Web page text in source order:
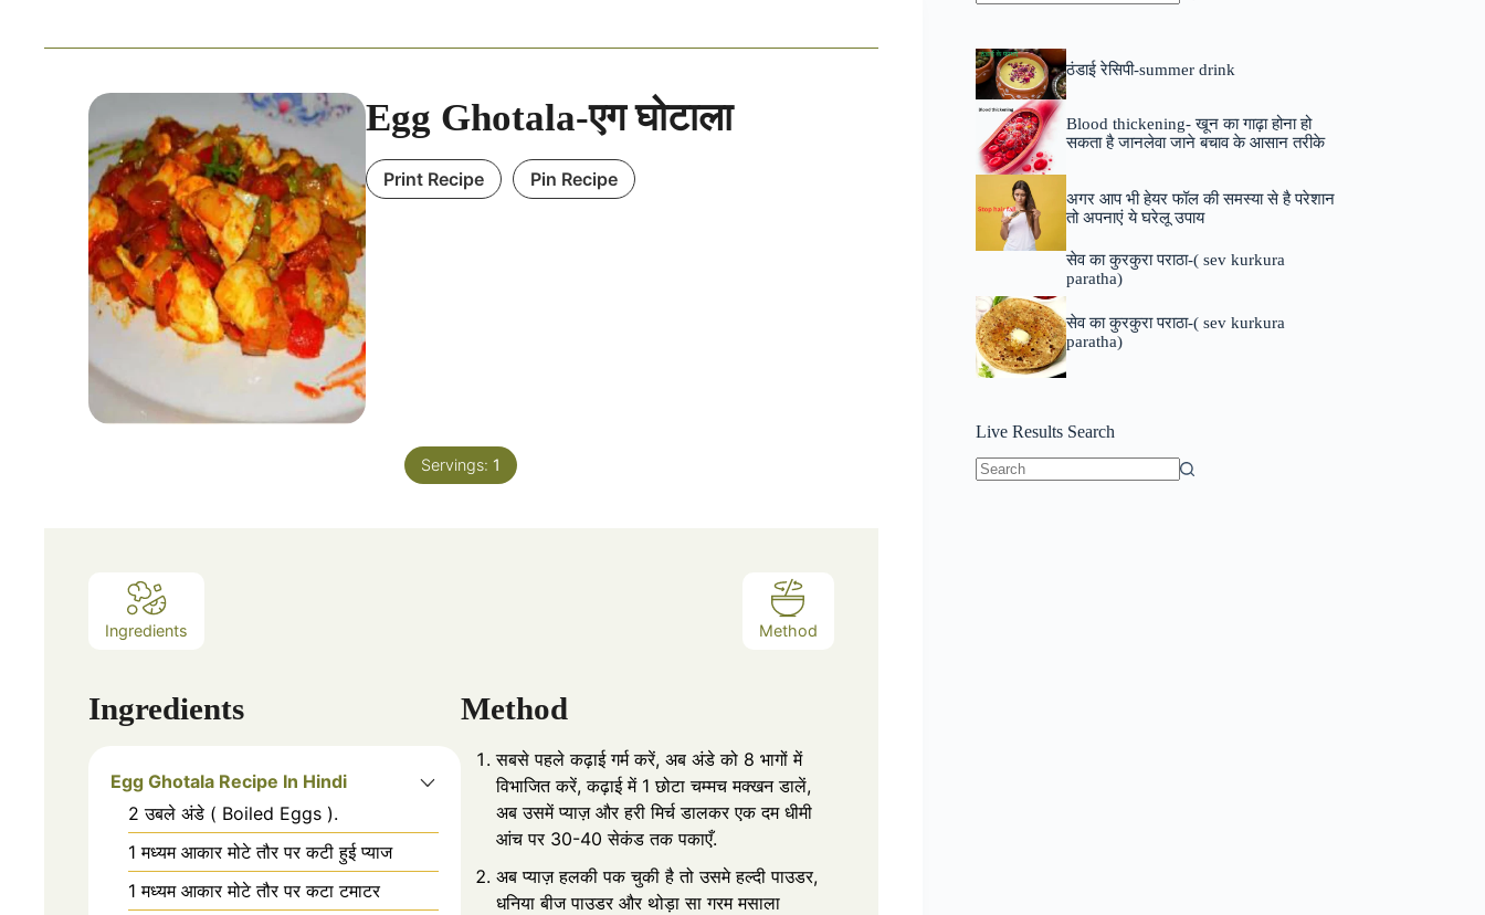
Egg Ghotala-एग घोटाला
Print Recipe Pin Recipe
Servings: 1
Ingredients Method
Ingredients
Egg Ghotala Recipe In Hindi
2 उबले अंडे ( Boiled Eggs ).
1 मध्यम आकार मोटे तौर पर कटी हुई प्याज
1 मध्यम आकार मोटे तौर पर कटा टमाटर
Method
सबसे पहले कढ़ाई गर्म करें, अब अंडे को 8 भागों में
विभाजित करें, कढ़ाई में 1 छोटा चम्मच मक्खन डालें,
अब उसमें प्याज़ और हरी मिर्च डालकर एक दम धीमी
आंच पर 30-40 सेकंड तक पकाएँ.
अब प्याज़ हलकी पक चुकी है तो उसमे हल्दी पाउडर,
धनिया बीज पाउडर और थोड़ा सा गरम मसाला
ठंडाई रेसिपी-summer drink
Blood thickening- खून का गाढ़ा होना हो
सकता है जानलेवा जाने बचाव के आसान तरीके
अगर आप भी हेयर फॉल की समस्या से है परेशान
तो अपनाएं ये घरेलू उपाय
सेव का कुरकुरा पराठा-( sev kurkura
paratha)
सेव का कुरकुरा पराठा-( sev kurkura
paratha)
Live Results Search